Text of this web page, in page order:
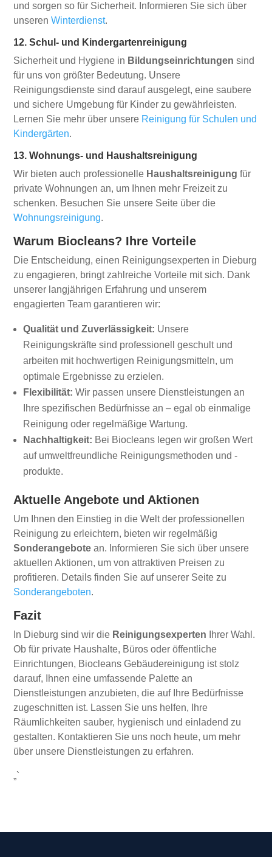
und sorgen so für Sicherheit. Informieren Sie sich über
unserenWinterdienst.
12. Schul- und Kindergartenreinigung
Sicherheit und Hygiene in Bildungseinrichtungen sind
für uns von größter Bedeutung. Unsere
Reinigungsdienste sind darauf ausgelegt, eine saubere
und sichere Umgebung für Kinder zu gewährleisten.
Lernen Sie mehr über unsere Reinigung für Schulen und
Kindergärten.
13. Wohnungs- und Haushaltsreinigung
Wir bieten auch professionelle Haushaltsreinigung für
private Wohnungen an, um Ihnen mehr Freizeit zu
schenken. Besuchen Sie unsere Seite über die
Wohnungsreinigung.
Warum Biocleans? Ihre Vorteile
Die Entscheidung, einen Reinigungsexperten in Dieburg
zu engagieren, bringt zahlreiche Vorteile mit sich. Dank
unserer langjährigen Erfahrung und unserem
engagierten Team garantieren wir:
Qualität und Zuverlässigkeit: Unsere
Reinigungskräfte sind professionell geschult und
arbeiten mit hochwertigen Reinigungsmitteln, um
optimale Ergebnisse zu erzielen.
Flexibilität: Wir passen unsere Dienstleistungen an
Ihre spezifischen Bedürfnisse an – egal ob einmalige
Reinigung oder regelmäßige Wartung.
Nachhaltigkeit: Bei Biocleans legen wir großen Wert
auf umweltfreundliche Reinigungsmethoden und -
produkte.
Aktuelle Angebote und Aktionen
Um Ihnen den Einstieg in die Welt der professionellen
Reinigung zu erleichtern, bieten wir regelmäßig
Sonderangebote an. Informieren Sie sich über unsere
aktuellen Aktionen, um von attraktiven Preisen zu
profitieren. Details finden Sie auf unserer Seite zu
Sonderangeboten.
Fazit
In Dieburg sind wir die Reinigungsexperten Ihrer Wahl.
Ob für private Haushalte, Büros oder öffentliche
Einrichtungen, Biocleans Gebäudereinigung ist stolz
darauf, Ihnen eine umfassende Palette an
Dienstleistungen anzubieten, die auf Ihre Bedürfnisse
zugeschnitten ist. Lassen Sie uns helfen, Ihre
Räumlichkeiten sauber, hygienisch und einladend zu
gestalten. Kontaktieren Sie uns noch heute, um mehr
über unsere Dienstleistungen zu erfahren.
„`